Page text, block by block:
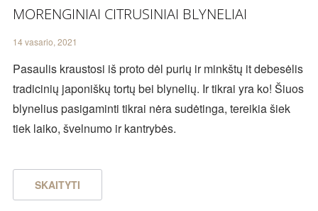
MORENGINIAI CITRUSINIAI BLYNELIAI
14 vasario, 2021
Pasaulis kraustosi iš proto dėl purių ir minkštų it debesėlis
tradicinių japoniškų tortų bei blynelių. Ir tikrai yra ko! Šiuos
blynelius pasigaminti tikrai nėra sudėtinga, tereikia šiek
tiek laiko, švelnumo ir kantrybės.
SKAITYTI